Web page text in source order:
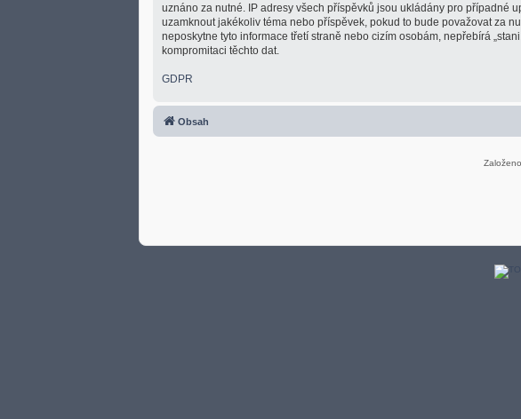
uznáno za nutné. IP adresy všech příspěvků jsou ukládány pro případné
uzamknout jakékoliv téma nebo příspěvek, pokud to bude považovat za
neposkytne tyto informace třetí straně nebo cizím osobám, nepřebírá
kompromitaci těchto dat.
GDPR
Obsah